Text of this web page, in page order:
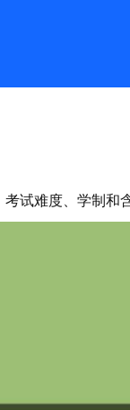
考试难度、学制和